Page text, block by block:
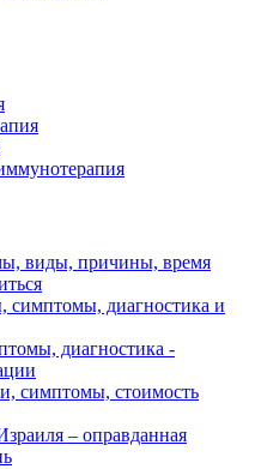
виды, причины, время
симптомы, диагностика и
диагностика -
симптомы, стоимость
– оправданная